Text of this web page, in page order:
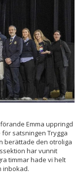
Emma uppringd
satsningen Trygga
berättade den otroliga
har vunnit
timmar hade vi helt
inbokad.